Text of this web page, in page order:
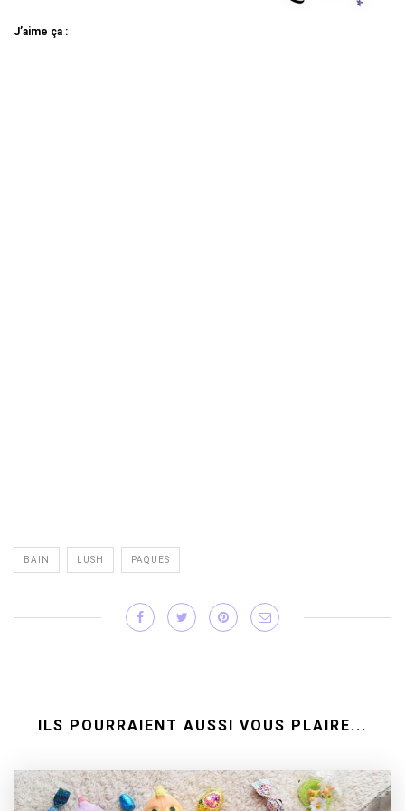
J’aime ça :
BAIN LUSH PAQUES
ILS POURRAIENT AUSSI VOUS PLAIRE...